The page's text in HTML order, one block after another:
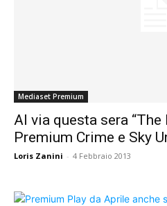
Mediaset Premium
Al via questa sera “The
Premium Crime e Sky
Loris Zanini - 4 Febbraio 2013